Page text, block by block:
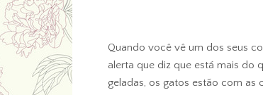
Quando você vê um dos seus
alerta que diz que está mais do
geladas, os gatos estão com